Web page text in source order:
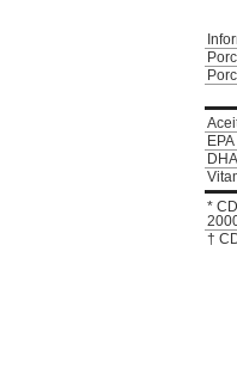
*
†